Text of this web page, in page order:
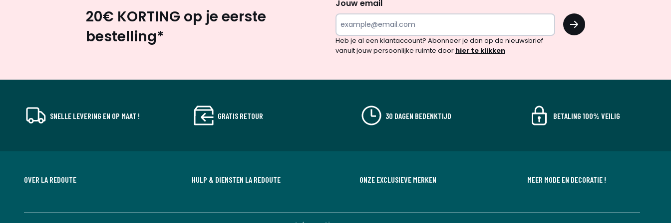
naar
inspiratie
en
verrassingen?
20€ KORTING op je eerste
bestelling*
Jouw email
OK
Heb je al een klantaccount? Abonneer je dan op de nieuwsbrief
vanuit jouw persoonlijke ruimte door hier te klikken
SNELLE LEVERING EN OP MAAT ! GRATIS RETOUR 30 DAGEN BEDENKTIJD BETALING 100% VEILIG
OVER LA REDOUTE HULP & DIENSTEN LA REDOUTE ONZE EXCLUSIEVE MERKEN MEER MODE EN DECORATIE !